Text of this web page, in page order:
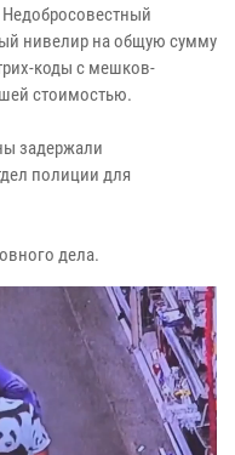
нивелир на общую сумму
коды с мешков-
стоимостью.
задержали
полиции для
дела.